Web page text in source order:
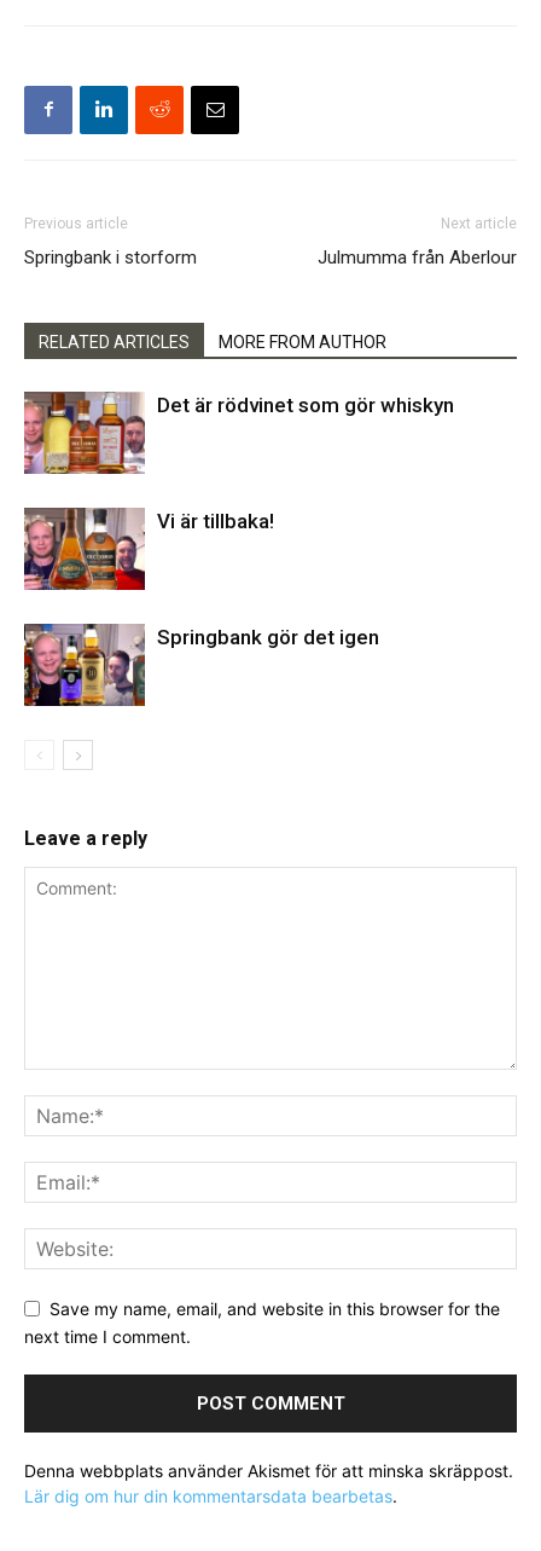
Previous article
Springbank i storform
Next article
Julmumma från Aberlour
RELATED ARTICLES MORE FROM AUTHOR
Det är rödvinet som gör whiskyn
Vi är tillbaka!
Springbank gör det igen
Leave a reply
Save my name, email, and website in this browser for the
next time I comment.
Denna webbplats använder Akismet för att minska skräppost.
Lär dig om hur din kommentarsdata bearbetas.